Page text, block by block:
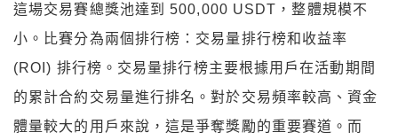
這場交易賽總獎池達到 500,000 USDT，整體規模不
小。比賽分為兩個排行榜：交易量排行榜和收益率
(ROI) 排行榜。交易量排行榜主要根據用戶在活動期間
的累計合約交易量進行排名。對於交易頻率較高、資金
體量較大的用戶來說，這是爭奪獎勵的重要賽道。而